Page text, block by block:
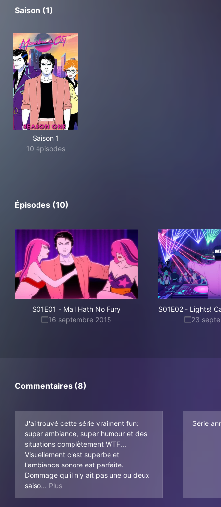
Saison (1)
Saison 1
10 épisodes
Épisodes (10)
S01E01 - Mall Hath No Fury
16 septembre 2015
S01E02 - Lights!
23
Commentaires (8)
J'ai trouvé cette série vraiment fun:
super ambiance, super humour et des
situations complètement WTF...
Visuellement c'est superbe et
l'ambiance sonore est parfaite.
Dommage qu'il n'y ait pas une ou deux
saiso
ns de plus. Dans le genre, je vous conseille
Série